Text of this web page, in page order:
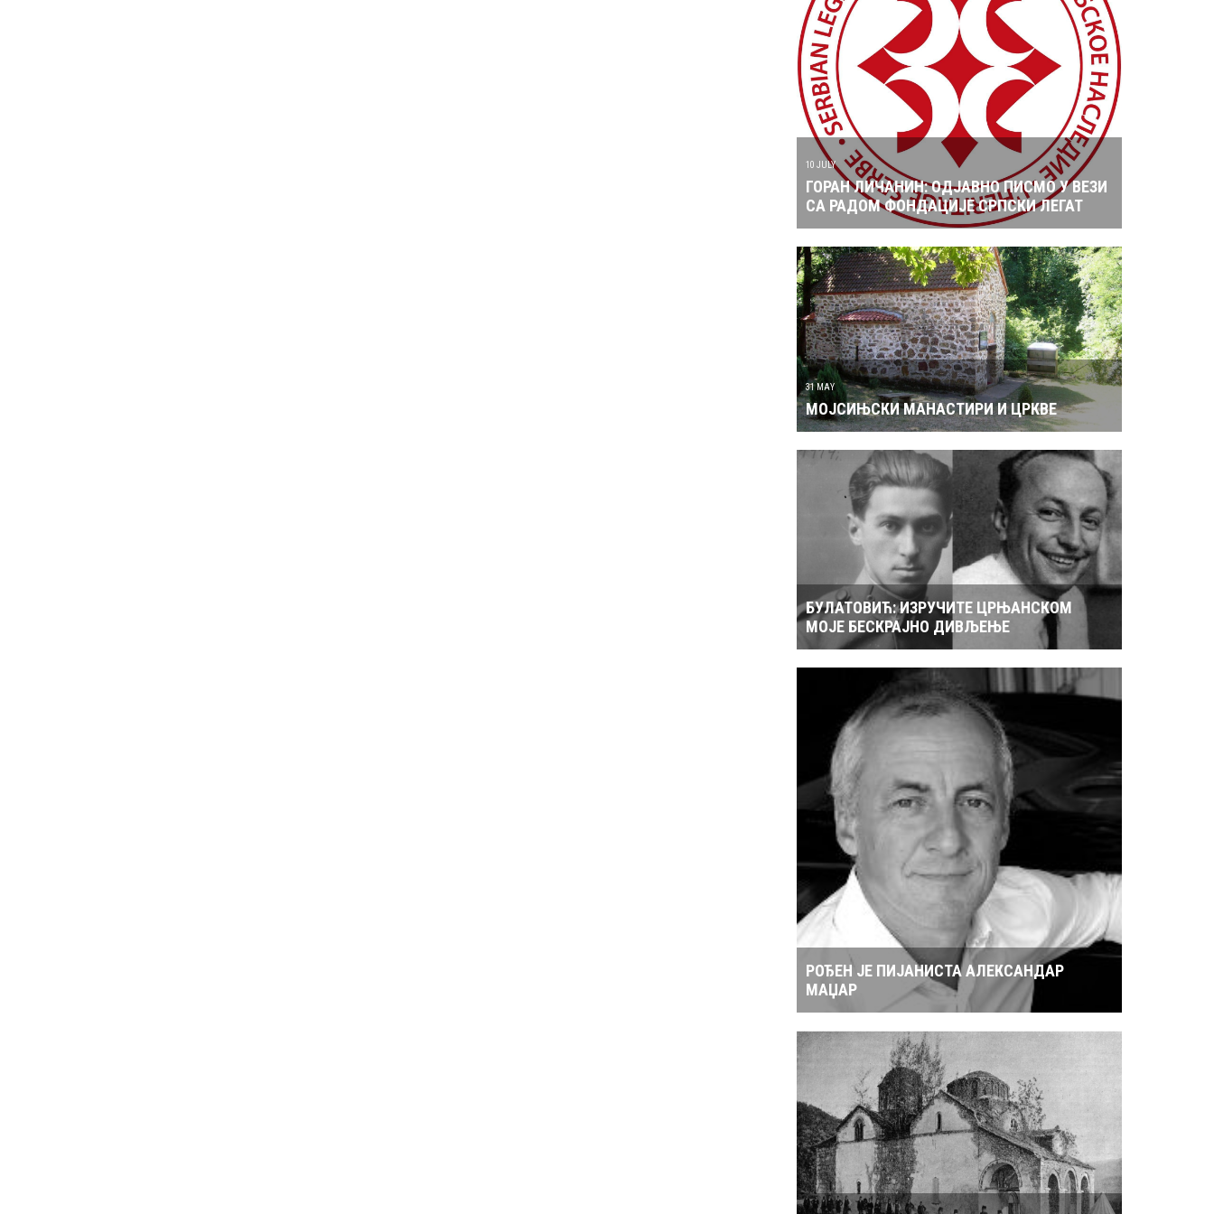
10 JULY
ГОРАН ЛИЧАНИН: ОДЈАВНО ПИСМО У ВЕЗИ
СА РАДОМ ФОНДАЦИЈЕ СРПСКИ ЛЕГАТ
31 MAY
МОЈСИЊСКИ МАНАСТИРИ И ЦРКВЕ
БУЛАТОВИЋ: ИЗРУЧИТЕ ЦРЊАНСКОМ
МОЈЕ БЕСКРАЈНО ДИВЉЕЊЕ
РОЂЕН ЈЕ ПИЈАНИСТА АЛЕКСАНДАР
МАЏАР